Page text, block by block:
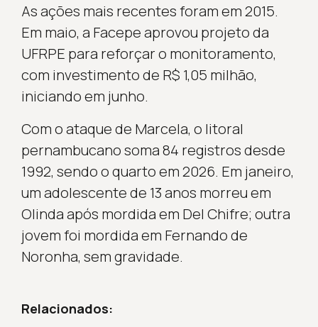
As ações mais recentes foram em 2015.
Em maio, a Facepe aprovou projeto da
UFRPE para reforçar o monitoramento,
com investimento de R$ 1,05 milhão,
iniciando em junho.
Com o ataque de Marcela, o litoral
pernambucano soma 84 registros desde
1992, sendo o quarto em 2026. Em janeiro,
um adolescente de 13 anos morreu em
Olinda após mordida em Del Chifre; outra
jovem foi mordida em Fernando de
Noronha, sem gravidade.
Relacionados: